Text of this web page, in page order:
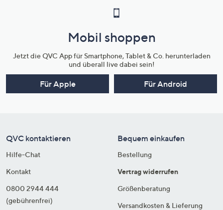
Mobil shoppen
Jetzt die QVC App für Smartphone, Tablet & Co. herunterladen
und überall live dabei sein!
Für Apple Für Android
QVC kontaktieren
Hilfe-Chat
Kontakt
0800 2944 444
(gebührenfrei)
Bequem einkaufen
Bestellung
Vertrag widerrufen
Größenberatung
Versandkosten & Lieferung